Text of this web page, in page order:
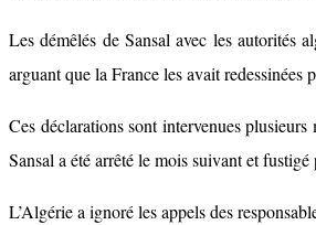
Les démêlés de Sansal avec les autorités
arguant que la France les avait
Ces déclarations sont intervenues
Sansal a été arrêté le mois suivant et
L’Algérie a ignoré les appels des